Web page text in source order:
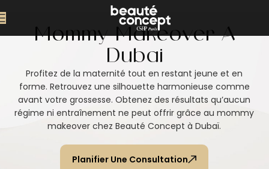
Mommy Makeover À
Dubaï
Profitez de la maternité tout en restant jeune et en
forme. Retrouvez une silhouette harmonieuse comme
avant votre grossesse. Obtenez des résultats qu’aucun
régime ni entraînement ne peut offrir grâce au mommy
makeover chez Beauté Concept à Dubaï.
Planifier Une Consultation